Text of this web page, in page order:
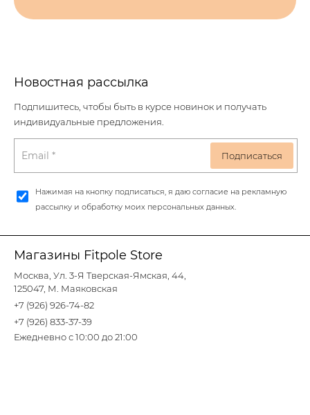
Магазины Fitpole Store
Москва, Ул. 3-Я Тверская-Ямская, 44,
125047, М. Маяковская
+7 (926) 926-74-82
+7 (926) 833-37-39
Ежедневно с 10:00 до 21:00
Новостная рассылка
Подпишитесь, чтобы быть в курсе новинок и получать
индивидуальные предложения.
Нажимая на кнопку подписаться, я даю согласие на рекламную
рассылку и обработку моих персональных данных.